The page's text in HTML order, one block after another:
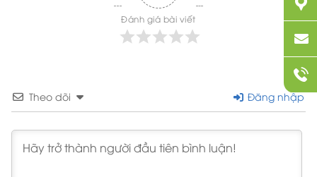
Đánh giá bài viết
Theo dõi Đăng nhập